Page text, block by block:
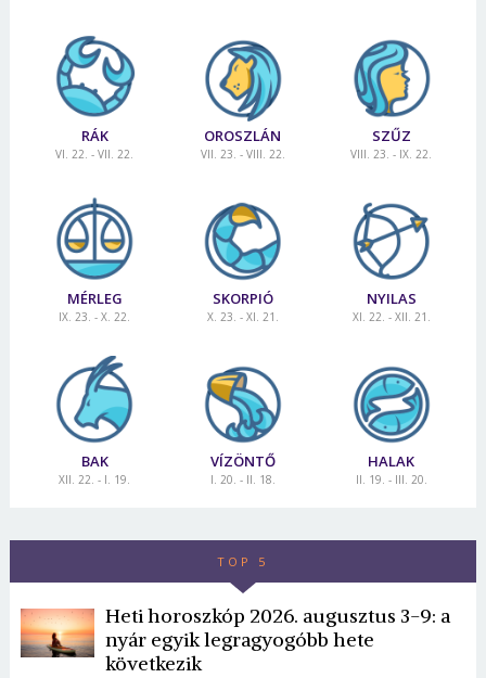
RÁK
VI. 22. - VII. 22.
OROSZLÁN
VII. 23. - VIII. 22.
SZŰZ
VIII. 23. - IX. 22.
MÉRLEG
IX. 23. - X. 22.
SKORPIÓ
X. 23. - XI. 21.
NYILAS
XI. 22. - XII. 21.
BAK
XII. 22. - I. 19.
VÍZÖNTŐ
I. 20. - II. 18.
HALAK
II. 19. - III. 20.
TOP 5
Heti horoszkóp 2026. augusztus 3-9: a
nyár egyik legragyogóbb hete
következik